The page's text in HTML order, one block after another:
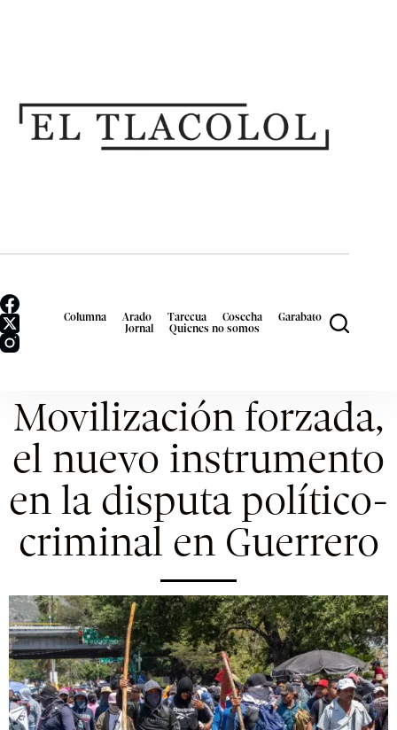
Columna Arado Tarecua Cosecha
Garabato
Jornal
Quienes no somos
Movilización forzada,
el nuevo instrumento
en la disputa político-
criminal en Guerrero